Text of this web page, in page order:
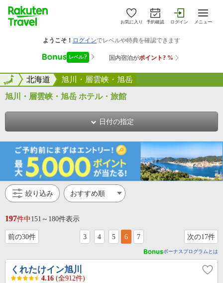
お気に入り 予約確認 ログイン メニュー
全国北海道 旭川・層雲峡・旭岳
全国
旭川・層雲峡・旭岳 ホテル・旅館
日付の指定
絞り込み
197件中151～180件表示
前の30件 3 4 5 6 7 次の17件
ボーナスプログラムとは
くれたけイン旭川
4.16 (全912件)